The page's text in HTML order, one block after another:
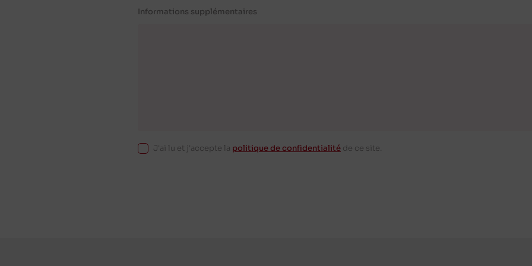
Informations supplémentaires
J'ai lu et j'accepte la politique de confidentialité de ce site.